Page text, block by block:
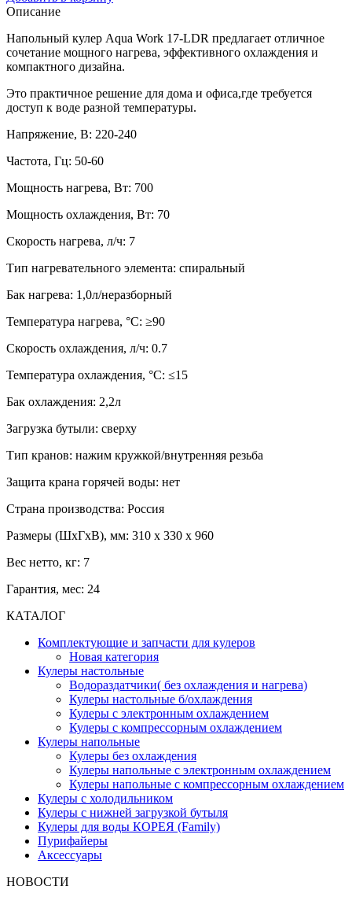
Описание
Напольный кулер Aqua Work 17-LDR предлагает отличное
сочетание мощного нагрева, эффективного охлаждения и
компактного дизайна.
Это практичное решение для дома и офиса,где требуется
доступ к воде разной температуры.
Напряжение, В: 220-240
Частота, Гц: 50-60
Мощность нагрева, Вт: 700
Мощность охлаждения, Вт: 70
Скорость нагрева, л/ч: 7
Тип нагревательного элемента: спиральный
Бак нагрева: 1,0л/неразборный
Температура нагрева, °С: ≥90
Скорость охлаждения, л/ч: 0.7
Температура охлаждения, °С: ≤15
Бак охлаждения: 2,2л
Загрузка бутыли: сверху
Тип кранов: нажим кружкой/внутренняя резьба
Защита крана горячей воды: нет
Страна производства: Россия
Размеры (ШхГхВ), мм: 310 х 330 х 960
Вес нетто, кг: 7
Гарантия, мес: 24
КАТАЛОГ
Комплектующие и запчасти для кулеров
Новая категория
Кулеры настольные
Водораздатчики( без охлаждения и нагрева)
Кулеры настольные б/охлаждения
Кулеры с электронным охлаждением
Кулеры с компрессорным охлаждением
Кулеры напольные
Кулеры без охлаждения
Кулеры напольные с электронным охлаждением
Кулеры напольные с компрессорным охлаждением
Кулеры с холодильником
Кулеры с нижней загрузкой бутыля
Кулеры для воды КОРЕЯ (Family)
Пурифайеры
Аксессуары
НОВОСТИ